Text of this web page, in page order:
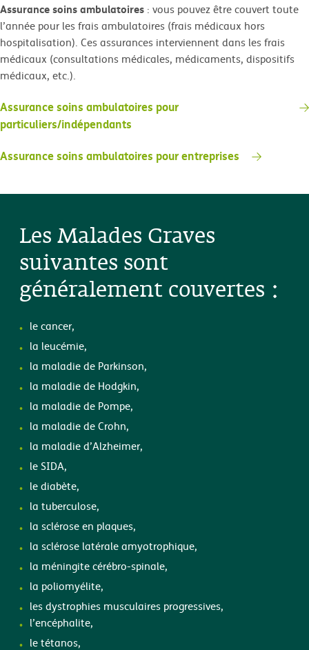
Assurance soins ambulatoires : vous pouvez être couvert toute
l’année pour les frais ambulatoires (frais médicaux hors
hospitalisation). Ces assurances interviennent dans les frais
médicaux (consultations médicales, médicaments, dispositifs
médicaux, etc.).
Assurance soins ambulatoires pour
particuliers/indépendants
Assurance soins ambulatoires pour entreprises
Les Malades Graves
suivantes sont
généralement couvertes :
le cancer,
la leucémie,
la maladie de Parkinson,
la maladie de Hodgkin,
la maladie de Pompe,
la maladie de Crohn,
la maladie d’Alzheimer,
le SIDA,
le diabète,
la tuberculose,
la sclérose en plaques,
la sclérose latérale amyotrophique,
la méningite cérébro-spinale,
la poliomyélite,
les dystrophies musculaires progressives,
l’encéphalite,
le tétanos,